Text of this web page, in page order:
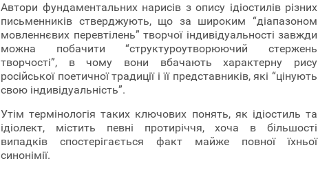
Автори фундаментальних нарисів з опису ідіостилів різних
письменників стверджують, що за широким “діапазоном
мовленнєвих перевтілень” творчої індивідуальності завжди
можна побачити “структуроутворюючий стержень
творчості”, в чому вони вбачають характерну рису
російської поетичної традиції і її представників, які “цінують
свою індивідуальність”.
Утім термінологія таких ключових понять, як ідіостиль та
ідіолект, містить певні протиріччя, хоча в більшості
випадків спостерігається факт майже повної їхньої
синонімії.